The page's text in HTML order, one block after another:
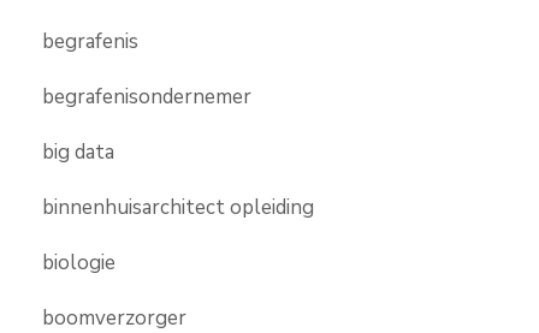
begrafenis
begrafenisondernemer
big data
binnenhuisarchitect opleiding
biologie
boomverzorger